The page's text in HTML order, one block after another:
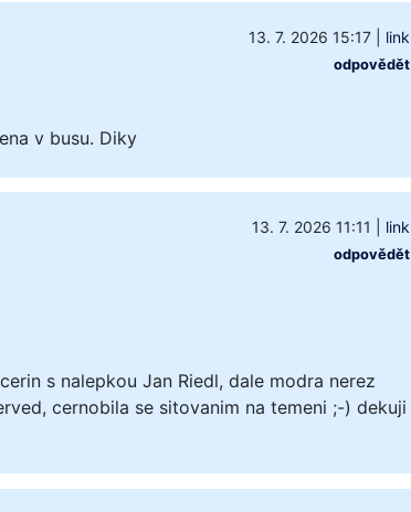
13. 7. 2026 15:17| link
odpovědět
v busu. Diky
13. 7. 2026 11:11 link
odpovědět
s nalepkou Jan Riedl, dale modra nerez
cernobila se sitovanim na temeni ;-) dekuji